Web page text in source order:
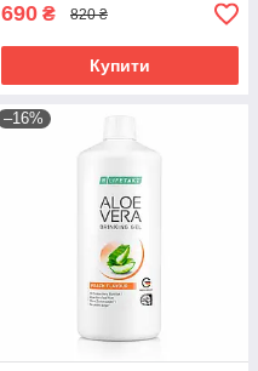
690 ₴ 820 ₴
Купити
–16%